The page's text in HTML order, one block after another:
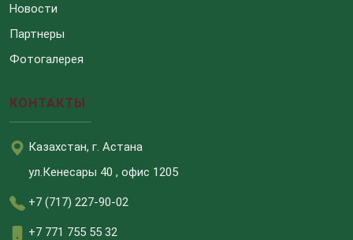
Новости
Партнеры
Фотогалерея
КОНТАКТЫ
Казахстан, г. Астана
ул.Кенесары 40 , офис 1205
+7 (717) 227-90-02
+7 771 755 55 32